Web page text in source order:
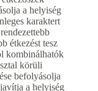
a helyiség
karaktert
étkezést tesz
kombinálhatók
körüli
befolyásolja
a helyiség